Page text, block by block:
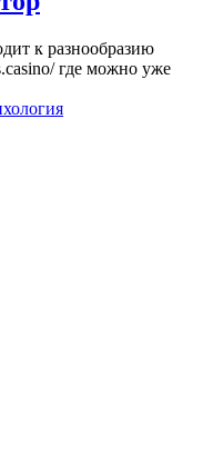
к разнообразию
где можно уже